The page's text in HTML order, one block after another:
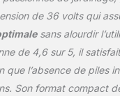
de 36 volts qui
sans alourdir
de 4,6 sur 5, il
que l’absence de piles
Son format compact